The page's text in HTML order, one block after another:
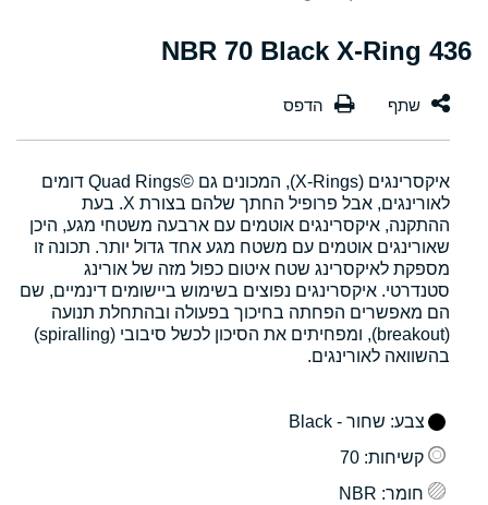
436 NBR 70 Black X-Ring
איקסרינגים (X-Rings), המכונים גם Quad Rings©‎ דומים
לאורינגים, אבל פרופיל החתך שלהם בצורת X. בעת
ההתקנה, איקסרינגים אוטמים עם ארבעה משטחי מגע, היכן
שאורינגים אוטמים עם משטח מגע אחד גדול יותר. תכונה זו
מספקת לאיקסרינג שטח איטום כפול מזה של אורינג
סטנדרטי. איקסרינגים נפוצים בשימוש ביישומים דינמיים, שם
הם מאפשרים הפחתה בחיכוך בפעולה ובהתחלת תנועה
(breakout), ומפחיתים את הסיכון לכשל סיבובי (spiralling)
בהשוואה לאורינגים.
צבע: שחור - Black
קשיחות: 70
חומר: NBR